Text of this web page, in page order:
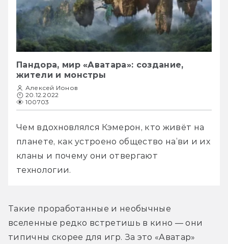
Пандора, мир «Аватара»: создание,
жители и монстры
Алексей Ионов
20.12.2022
100703
Чем вдохновлялся Кэмерон, кто живёт на
планете, как устроено общество на’ви и их
кланы и почему они отвергают
технологии.
Такие проработанные и необычные
вселенные редко встретишь в кино — они
типичны скорее для игр. За это «Аватар»